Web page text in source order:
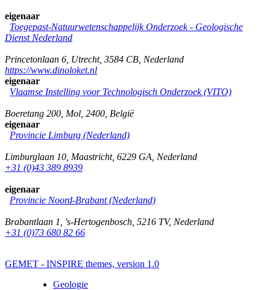
eigenaar
Toegepast-Natuurwetenschappelijk Onderzoek - Geologische
Dienst Nederland
Princetonlaan 6 Utrecht, 3584 CB Nederland
https://www.dinoloket.nl
eigenaar
Vlaamse Instelling voor Technologisch Onderzoek (VITO)
Boeretang 200 Mol 2400 België
eigenaar
Provincie Limburg (Nederland)
Limburglaan 10 Maastricht, 6229 GA Nederland
+31 (0)43 389 8939
eigenaar
Provincie Noord-Brabant (Nederland)
Brabantlaan 1 's-Hertogenbosch 5216 TV, Nederland
+31 (0)73 680 82 66
GEMET - INSPIRE themes, version 1.0
Geologie